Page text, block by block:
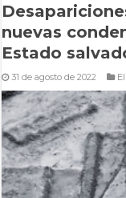
nuevas
Estado
31 de agosto de 2022